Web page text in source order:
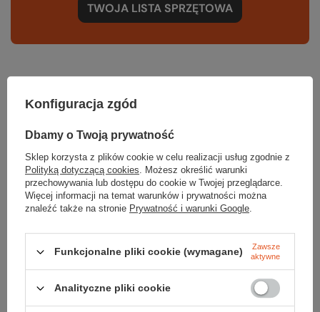
TWOJA LISTA SPRZĘTOWA
Gwarancja
RĘKOJMIA 24 M-CE
Na sprzedawane produkty udzielana jest 24-miesięczna rękojmia na
podstawie ustawy z dnia 30 maja 2014r. o prawach konsumenta.
PODMIOT ODPOWIEDZIALNY ZA TEN PRODUKT NA TERENIE UE
Więcej
Potrzebujesz pomocy? Masz pytania?
Zadaj pytanie a my odpowiemy niezwłocznie, najciekawsze pytania i
Konfiguracja zgód
Dbamy o Twoją prywatność
Sklep korzysta z plików cookie w celu realizacji usług zgodnie z
Polityką dotyczącą cookies. Możesz określić warunki
przechowywania lub dostępu do cookie w Twojej przeglądarce.
Więcej informacji na temat warunków i prywatności można
znaleźć także na stronie Prywatność i warunki Google.
Funkcjonalne pliki cookie (wymagane)
Zawsze
aktywne
Analityczne pliki cookie